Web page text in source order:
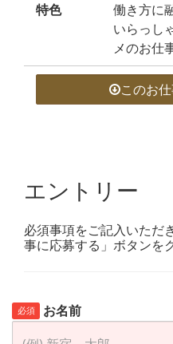
特色
働き方に
いらっし
メのお仕
このお
エントリー
必須事項をご記入いただ
事に応募する」ボタンを
必須 お名前